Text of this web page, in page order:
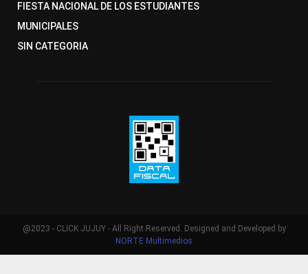
FIESTA NACIONAL DE LOS ESTUDIANTES
MUNICIPALES
SIN CATEGORIA
@2023 - CLICK JUJUY - All Right Reserved. Designed and Developed by
NORTE Multimedios